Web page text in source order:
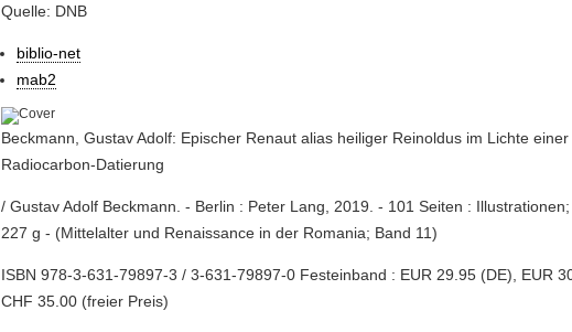
Quelle: DNB
biblio-net
mab2
Beckmann, Gustav Adolf: Epischer Renaut alias heiliger Reinoldus im Lichte einer
Radiocarbon-Datierung
/ Gustav Adolf Beckmann. - Berlin : Peter Lang, 2019. - 101 Seiten : Illustrationen;
227 g - (Mittelalter und Renaissance in der Romania; Band 11)
ISBN 978-3-631-79897-3 / 3-631-79897-0 Festeinband : EUR 29.95 (DE), EUR
CHF 35.00 (freier Preis)